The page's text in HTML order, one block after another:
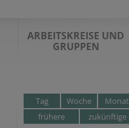
ARBEITSKREISE UND
GRUPPEN
Tag Woche
Monat
frühere
zukünftige